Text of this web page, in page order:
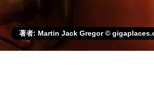
著者: Martin Jack Gregor ©